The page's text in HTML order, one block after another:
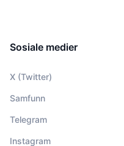
Sosiale medier
X (Twitter)
Samfunn
Telegram
Instagram